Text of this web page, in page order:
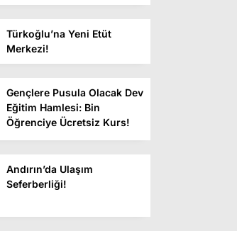
Türkoğlu’na Yeni Etüt
Merkezi!
Gençlere Pusula Olacak Dev
Eğitim Hamlesi: Bin
Öğrenciye Ücretsiz Kurs!
Andırın’da Ulaşım
Seferberliği!